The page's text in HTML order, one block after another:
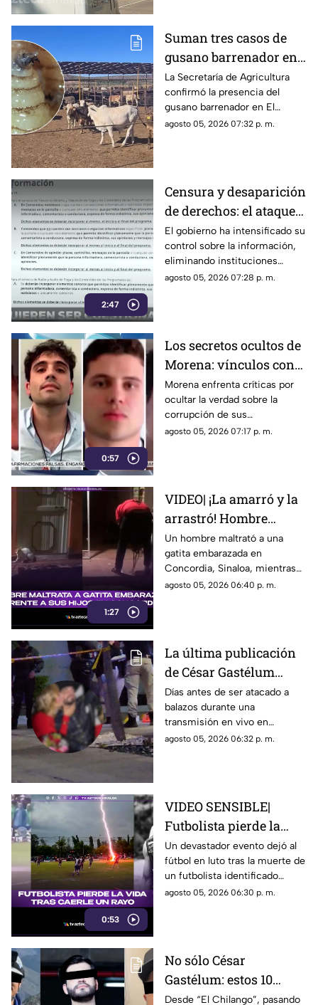
Suman tres casos de
gusano barrenador en
ganado al sur de
Sinaloa
La Secretaría de Agricultura
confirmó la presencia del
gusano barrenador en El
Rosario y Escuinapa
agosto 05, 2026 07:32 p. m.
2:47
Censura y desaparición
de derechos: el ataque
del gobierno a la
información pública
El gobierno ha intensificado su
control sobre la información,
eliminando instituciones
autónomas y silenciando
agosto 05, 2026 07:28 p. m.
0:57
Los secretos ocultos de
Morena: vínculos con
el crimen organizado y
obras faraónicas
Morena enfrenta críticas por
ocultar la verdad sobre la
corrupción de sus
gobernadores y el vínculo con
agosto 05, 2026 07:17 p. m.
1:27
VIDEO| ¡La amarró y la
arrastró! Hombre
maltrata a gatita
embarazada en
Concordia frente a sus
hijos
Un hombre maltrató a una
gatita embarazada en
Concordia, Sinaloa, mientras
su familia ríe, se burlan y
agosto 05, 2026 06:40 p. m.
La última publicación
de César Gastélum
antes de ser asesinado
en vivo: Presumía una
"cita fresita"
Días antes de ser atacado a
balazos durante una
transmisión en vivo en
Culiacán, el creador de
agosto 05, 2026 06:32 p. m.
0:53
VIDEO SENSIBLE|
Futbolista pierde la
vida tras ser impactado
por un rayo en pleno
partido
Un devastador evento dejó al
fútbol en luto tras la muerte de
un futbolista identificado
cómo Safwan Awae por un
agosto 05, 2026 06:30 p. m.
No sólo César
Gastélum: estos 10
influencers han sido
Desde “El Chilango”, pasando